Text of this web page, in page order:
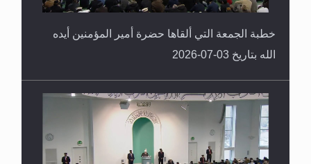
خطبة الجمعة التي ألقاها حضرة أمير المؤمنين أيده
الله بتاريخ 03-07-2026